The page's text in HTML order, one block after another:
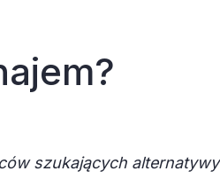
szukających alternatywy